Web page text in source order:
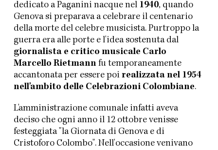
dedicato a Paganini nacque nel 1940, quando
Genova si preparava a celebrare il centenario
della morte del celebre musicista. Purtroppo la
guerra era alle porte e l'idea sostenuta dal
giornalista e critico musicale Carlo
Marcello Rietmann fu temporaneamente
accantonata per essere poi realizzata nel 1954
nell'ambito delle Celebrazioni Colombiane.
L'amministrazione comunale infatti aveva
deciso che ogni anno il 12 ottobre venisse
festeggiata "la Giornata di Genova e di
Cristoforo Colombo". Nell'occasione venivano